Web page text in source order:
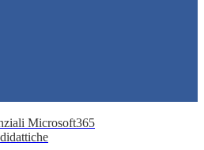
Microsoft365